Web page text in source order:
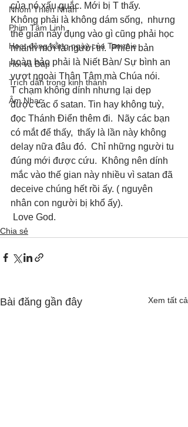
Nhóm Thiên Nhãn
Phim Tâm Linh
Hoạt động hằng ngày của Tammie
Hỏi và Đáp
Trích dẫn trong kinh thánh
Âm Nhạc
của nó xấu quắc. Mới bị T thấy.
Không phải là không dám sống,  nhưng
thế gian này đụng vào gì cũng phải học
nhanh mới là người trí.  Phiên bản
hoàn hảo phải là Niết Bàn/ Sự bình an
vượt ngoài Thân Tâm mà Chúa nói.
T chạm không dính nhưng lại dẹp
được các ổ satan. Tin hay không tuỳ,
đọc Thánh Điển thêm đi.  Nãy các bạn
có mắt để thấy,  thấy là lần này không
delay nữa đâu đó.  Chỉ những người tu
đúng mới được cứu.  Không nên dính
mắc vào thế gian này nhiều vì satan đã
deceive chúng hết rồi ấy. ( nguyên
nhân con người bị khổ ấy).
Love God.
Chia sẻ
Bài đăng gần đây Xem tất cả